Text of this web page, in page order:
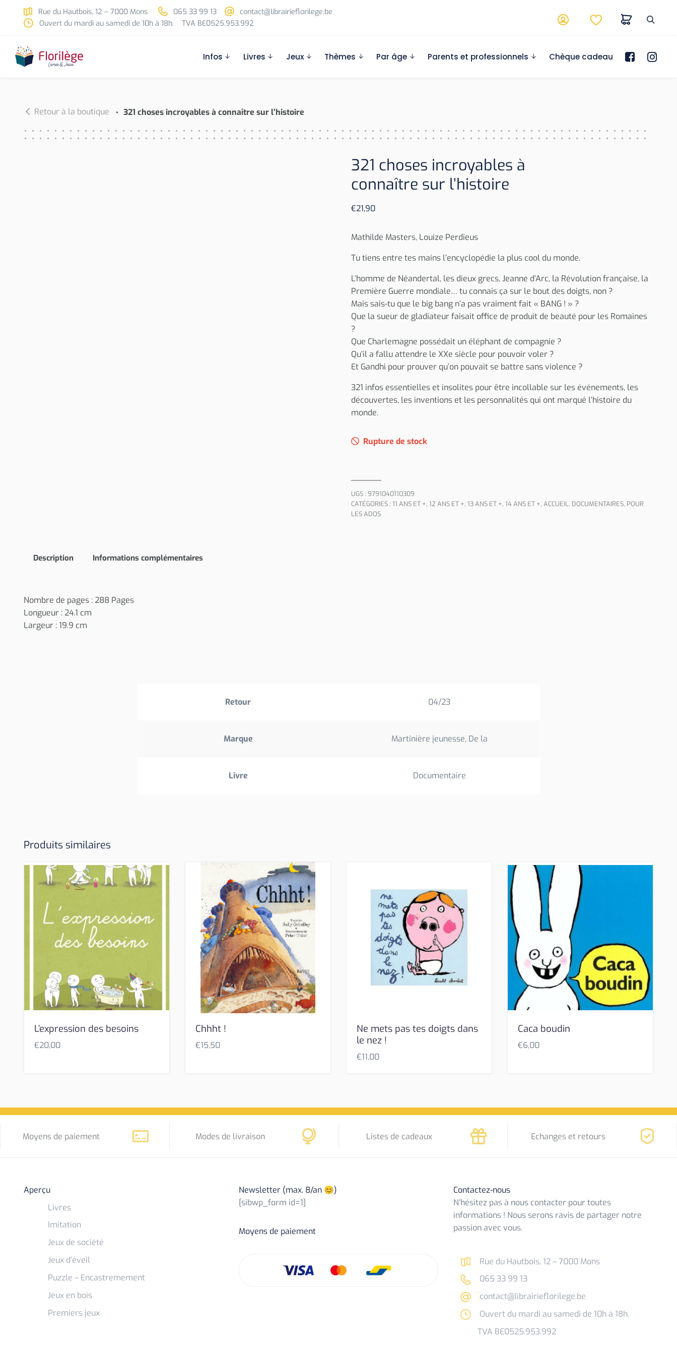
Skip to main content
Rue du Hautbois, 12 – 7000 Mons 065 33 99 13
contact@librairieflorilege.be
Ouvert du mardi au samedi de 10h à 18h.
TVA BE0525.953.992
Infos Livres Jeux Thèmes Par âge Parents et professionnels Chèque cadeau
Retour à la boutique 321 choses incroyables à connaître sur l’histoire
321 choses incroyables à
connaître sur l’histoire
€21,90
Mathilde Masters, Louize Perdieus
Tu tiens entre tes mains l’encyclopédie la plus cool du monde.
L’homme de Néandertal, les dieux grecs, Jeanne d’Arc, la Révolution française, la
Première Guerre mondiale… tu connais ça sur le bout des doigts, non ?
Mais sais-tu que le big bang n’a pas vraiment fait « BANG ! » ?
Que la sueur de gladiateur faisait office de produit de beauté pour les Romaines
?
Que Charlemagne possédait un éléphant de compagnie ?
Qu’il a fallu attendre le XXe siècle pour pouvoir voler ?
Et Gandhi pour prouver qu’on pouvait se battre sans violence ?
321 infos essentielles et insolites pour être incollable sur les événements, les
découvertes, les inventions et les personnalités qui ont marqué l’histoire du
monde.
Rupture de stock
UGS : 9791040110309
CATÉGORIES : 11 ANS ET +, 12 ANS ET +, 13 ANS ET +, 14 ANS ET +, ACCUEIL, DOCUMENTAIRES, POUR
LES ADOS
Description Informations complémentaires
Nombre de pages : 288 Pages
Longueur : 24.1 cm
Largeur : 19.9 cm
Retour 04/23
Marque Martinière jeunesse, De la
Livre Documentaire
Produits similaires
L’expression des besoins
€20,00
Chhht !
€15,50
Ne mets pas tes doigts dans
le nez !
€11,00
Caca boudin
€6,00
Moyens de paiement Modes de livraison Listes de cadeaux Echanges et retours
Aperçu
Livres
Imitation
Jeux de société
Jeux d’éveil
Puzzle – Encastremement
Jeux en bois
Premiers jeux
Newsletter (max. 8/an 😊)
[sibwp_form id=1]
Moyens de paiement
Contactez-nous
N’hésitez pas à nous contacter pour toutes
informations ! Nous serons ravis de partager notre
passion avec vous.
Rue du Hautbois, 12 – 7000 Mons
065 33 99 13
contact@librairieflorilege.be
Ouvert du mardi au samedi de 10h à 18h.
TVA BE0525.953.992